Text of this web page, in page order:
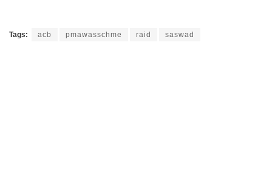
Tags: acb pmawasschme raid saswad